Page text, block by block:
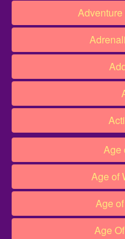
Age
Age of
Age
Age